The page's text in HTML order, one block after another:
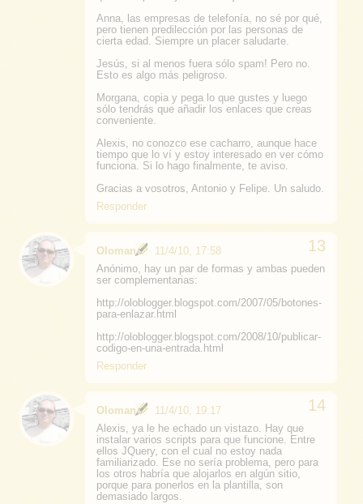
Anna, las empresas de telefonía, no sé por qué,
pero tienen predilección por las personas de
cierta edad. Siempre un placer saludarte.
Jesús, si al menos fuera sólo spam! Pero no.
Esto es algo más peligroso.
Morgana, copia y pega lo que gustes y luego
sólo tendrás que añadir los enlaces que creas
conveniente.
Alexis, no conozco ese cacharro, aunque hace
tiempo que lo ví y estoy interesado en ver cómo
funciona. Si lo hago finalmente, te aviso.
Gracias a vosotros, Antonio y Felipe. Un saludo.
Responder
Oloman
11/4/10, 17:58
Anónimo, hay un par de formas y ambas pueden
ser complementarias:
http://oloblogger.blogspot.com/2007/05/botones-
para-enlazar.html
http://oloblogger.blogspot.com/2008/10/publicar-
codigo-en-una-entrada.html
Responder
Oloman
11/4/10, 19:17
Alexis, ya le he echado un vistazo. Hay que
instalar varios scripts para que funcione. Entre
ellos JQuery, con el cual no estoy nada
familiarizado. Ese no sería problema, pero para
los otros habría que alojarlos en algún sitio,
porque para ponerlos en la plantilla, son
demasiado largos.